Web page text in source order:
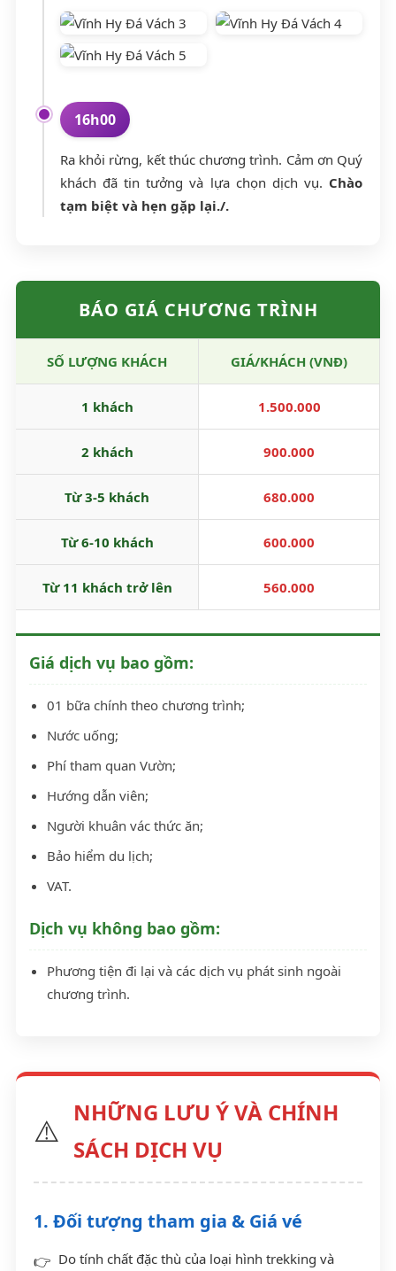
16h00
Ra khỏi rừng, kết thúc chương trình. Cảm ơn Quý
khách đã tin tưởng và lựa chọn dịch vụ. Chào
tạm biệt và hẹn gặp lại./.
BÁO GIÁ CHƯƠNG TRÌNH
SỐ LƯỢNG KHÁCH GIÁ/KHÁCH (VNĐ)
1 khách 1.500.000
2 khách 900.000
Từ 3-5 khách 680.000
Từ 6-10 khách 600.000
Từ 11 khách trở lên 560.000
Giá dịch vụ bao gồm:
01 bữa chính theo chương trình;
Nước uống;
Phí tham quan Vườn;
Hướng dẫn viên;
Người khuân vác thức ăn;
Bảo hiểm du lịch;
VAT.
Dịch vụ không bao gồm:
Phương tiện đi lại và các dịch vụ phát sinh ngoài
chương trình.
⚠️ NHỮNG LƯU Ý VÀ CHÍNH
SÁCH DỊCH VỤ
1. Đối tượng tham gia & Giá vé
Do tính chất đặc thù của loại hình trekking và